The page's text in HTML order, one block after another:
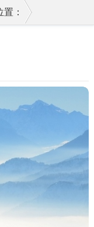
置：